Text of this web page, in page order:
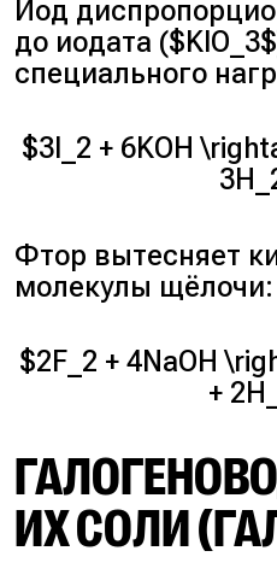
Иод
до иодата
специального
$3I_2 + 6KOH
Фтор вытесняет
молекулы щёлочи:
$2F_2 + 4NaOH
+
ИХ СОЛИ